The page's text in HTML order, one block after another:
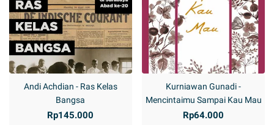
Andi Achdian - Ras Kelas
Bangsa
Rp145.000
Kurniawan Gunadi -
Mencintaimu Sampai Kau Mau
Rp64.000